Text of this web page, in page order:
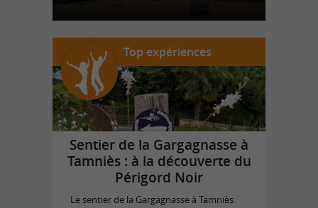
Top expériences
Sentier de la Gargagnasse à
Tamniès : à la découverte du
Périgord Noir
Le sentier de la Gargagnasse à Tamniès